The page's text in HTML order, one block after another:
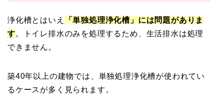
浄化槽とはいえ
「単独処理浄化槽」には問題がありま
す。トイレ排水のみを処理するため、生活排水は処理
できません。
築40年以上の建物では、単独処理浄化槽が使われてい
るケースが多く見られます。